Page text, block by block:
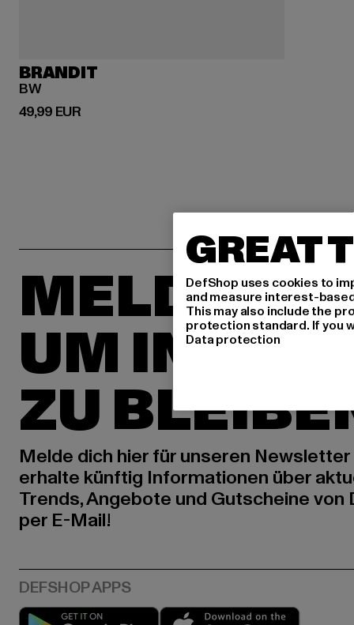
BRANDIT
BW
49,99 EUR
Derzeitiger Preis: 49,99 EUR
MELDE
UM
ZU
Melde dich hier für unseren Newsletter
erhalte künftig Informationen über
Trends, Angebote und Gutscheine von
per E-Mail!
Play market
GREAT
DefShop uses cookies to
and measure interest-
This may also include the
protection standard. If you
Data protection